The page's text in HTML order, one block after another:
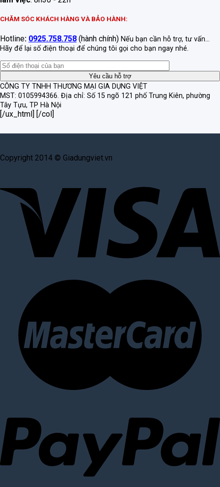
CHĂM SÓC KHÁCH HÀNG VÀ BẢO HÀNH:
Hotline: 0925.758.758 (hành chính) Nếu bạn cần hỗ trợ, tư vấn...
Hãy để lại số điện thoại để chúng tôi gọi cho bạn ngay nhé.
CÔNG TY TNHH THƯƠNG MẠI GIA DỤNG VIỆT
MST: 0105994366. Địa chỉ: Số 15 ngõ 121 phố Trung Kiên, phường
Tây Tựu, TP Hà Nội
[/ux_html] [/col]
Copyright 2014 © Giadungviet.vn